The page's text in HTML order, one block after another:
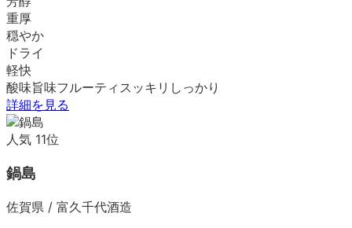
重厚
穏やか
ドライ
軽快
酸味旨味フルーティ スッキリ しっかり
詳細を見る
人気 11位
鍋島
佐賀県 / 富久千代酒造